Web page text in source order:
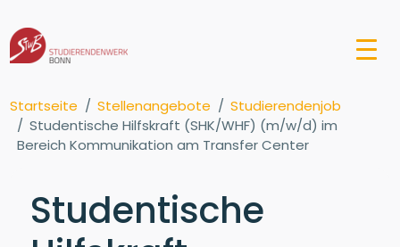
Startseite Stellenangebote
Studierendenjob
Studentische Hilfskraft (SHK/WHF) (m/w/d) im
Bereich Kommunikation am Transfer Center
Studentische